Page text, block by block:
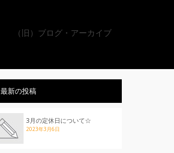
（旧）ブログ・アーカイブ
最新の投稿
3月の定休日について☆
2023年3月6日